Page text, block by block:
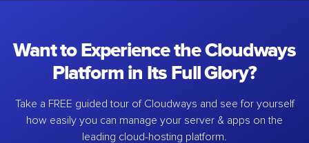
Want to Experience the Cloudways
Platform in Its Full Glory?
Take a FREE guided tour of Cloudways and see for yourself
how easily you can manage your server & apps on the
leading cloud-hosting platform.